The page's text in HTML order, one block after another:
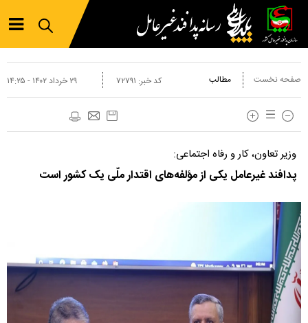
صفحه نخست مطالب ۲۹ خرداد ۱۴۰۲ - ۱۴:۲۵ کد خبر: ۷۲۷۹۱
وزیر تعاون، کار و رفاه اجتماعی:
پدافند غیرعامل یکی از مؤلفه‌های اقتدار ملّی یک کشور است